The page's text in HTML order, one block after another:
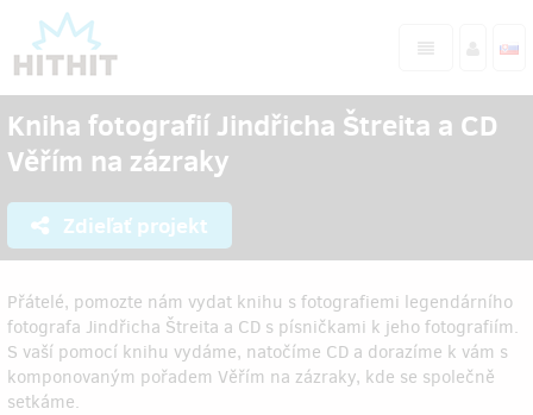
Kniha fotografií Jindřicha Štreita a CD
Věřím na zázraky
Zdieľať projekt
Přátelé, pomozte nám vydat knihu s fotografiemi legendárního
fotografa Jindřicha Štreita a CD s písničkami k jeho fotografiím.
S vaší pomocí knihu vydáme, natočíme CD a dorazíme k vám s
komponovaným pořadem Věřím na zázraky, kde se společně
setkáme.